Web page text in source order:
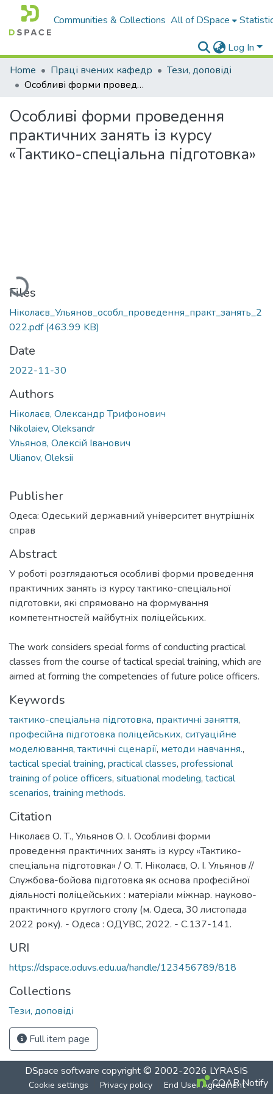
Communities & Collections All of DSpace
Log In
Home
Праці вчених кафедр
Тези, доповіді
Особливі форми проведення практичних занять із курсу «Тактико-спеціальна підготовка»
Особливі форми проведення
практичних занять із курсу
«Тактико-спеціальна підготовка»
Loading...
Files
Ніколаєв_Ульянов_особл_проведення_практ_занять_2
022.pdf(463.99 KB)
Date
2022-11-30
Authors
Ніколаєв, Олександр Трифонович
Nikolaiev, Oleksandr
Ульянов, Олексій Іванович
Ulianov, Oleksii
Publisher
Одеса: Одеський державний університет внутрішніх
справ
Abstract
У роботі розглядаються особливі форми проведення
практичних занять із курсу тактико-спеціальної
підготовки, які спрямовано на формування
компетентностей майбутніх поліцейських.
The work considers special forms of conducting practical
classes from the course of tactical special training, which are
aimed at forming the competencies of future police officers.
Keywords
тактико-спеціальна підготовка, практичні заняття,
професійна підготовка поліцейських, ситуаційне
моделювання, тактичні сценарії, методи навчання.,
tactical special training, practical classes, professional
training of police officers, situational modeling, tactical
scenarios, training methods.
Citation
Ніколаєв О. Т., Ульянов О. І. Особливі форми
проведення практичних занять із курсу «Тактико-
спеціальна підготовка» / О. Т. Ніколаєв, О. І. Ульянов //
Службова-бойова підготовка як основа професійної
діяльності поліцейських : матеріали міжнар. науково-
практичного круглого столу (м. Одеса, 30 листопада
2022 року). - Одеса : ОДУВС, 2022. - С.137-141.
URI
https://dspace.oduvs.edu.ua/handle/123456789/818
Collections
Тези, доповіді
Full item page
DSpace software copyright © 2002-2026 LYRASIS
Cookie settings Privacy policy End User Agreement
COAR Notify